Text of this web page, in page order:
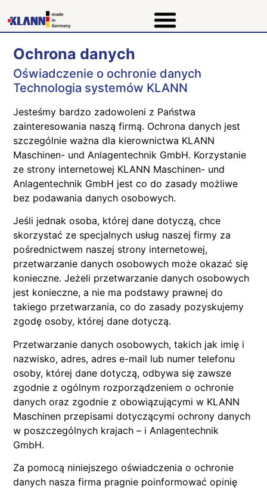
Ochrona danych
Oświadczenie o ochronie danych
Technologia systemów KLANN
Jesteśmy bardzo zadowoleni z Państwa
zainteresowania naszą firmą. Ochrona danych jest
szczególnie ważna dla kierownictwa KLANN
Maschinen- und Anlagentechnik GmbH. Korzystanie
ze strony internetowej KLANN Maschinen- und
Anlagentechnik GmbH jest co do zasady możliwe
bez podawania danych osobowych.
Jeśli jednak osoba, której dane dotyczą, chce
skorzystać ze specjalnych usług naszej firmy za
pośrednictwem naszej strony internetowej,
przetwarzanie danych osobowych może okazać się
konieczne. Jeżeli przetwarzanie danych osobowych
jest konieczne, a nie ma podstawy prawnej do
takiego przetwarzania, co do zasady pozyskujemy
zgodę osoby, której dane dotyczą.
Przetwarzanie danych osobowych, takich jak imię i
nazwisko, adres, adres e-mail lub numer telefonu
osoby, której dane dotyczą, odbywa się zawsze
zgodnie z ogólnym rozporządzeniem o ochronie
danych oraz zgodnie z obowiązującymi w KLANN
Maschinen przepisami dotyczącymi ochrony danych
w poszczególnych krajach – i Anlagentechnik
GmbH.
Za pomocą niniejszego oświadczenia o ochronie
danych nasza firma pragnie poinformować opinię